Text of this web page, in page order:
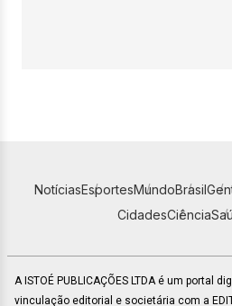
NotíciasEsportesMundoBrasil
CidadesCiência
A ISTOÉ PUBLICAÇÕES LTDA é um portal
vinculação editorial e societária com a